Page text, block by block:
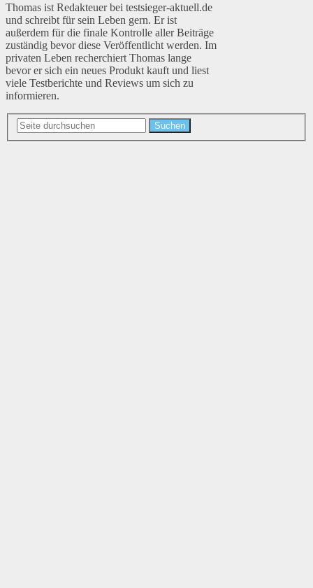
Thomas ist Redakteuer bei testsieger-aktuell.de
und schreibt für sein Leben gern. Er ist
außerdem für die finale Kontrolle aller Beiträge
zuständig bevor diese Veröffentlicht werden. Im
privaten Leben recherchiert Thomas lange
bevor er sich ein neues Produkt kauft und liest
viele Testberichte und Reviews um sich zu
informieren.
Suchen